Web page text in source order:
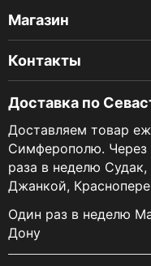
Магазин
Контакты
Доставка по
Доставляем товар
Симферополю. Через
раза в неделю
Джанкой,
Один раз в неделю
Дону